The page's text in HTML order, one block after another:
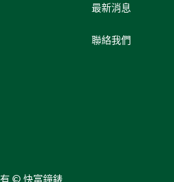
最新消息
聯絡我們
© 快富鐘錶